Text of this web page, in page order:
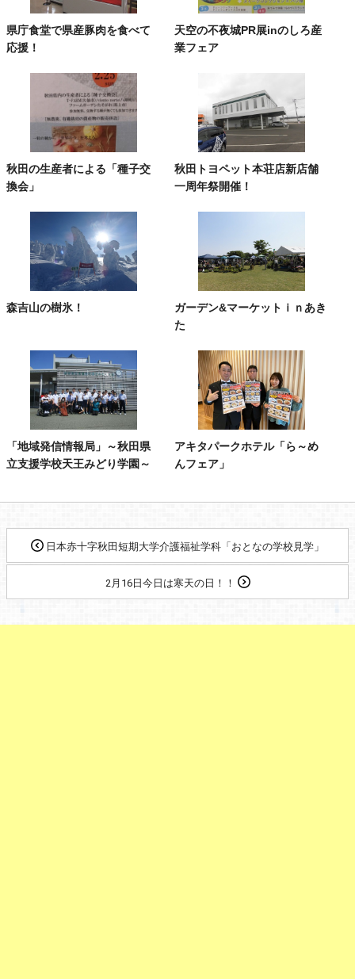
県庁食堂で県産豚肉を食べて
応援！
天空の不夜城PR展inのしろ産
業フェア
秋田の生産者による「種子交
換会」
秋田トヨペット本荘店新店舗
一周年祭開催！
森吉山の樹氷！
ガーデン&マーケットｉｎあき
た
「地域発信情報局」～秋田県
立支援学校天王みどり学園～
アキタパークホテル「ら～め
んフェア」
日本赤十字秋田短期大学介護福祉学科「おとなの学校見学」
2月16日今日は寒天の日！！